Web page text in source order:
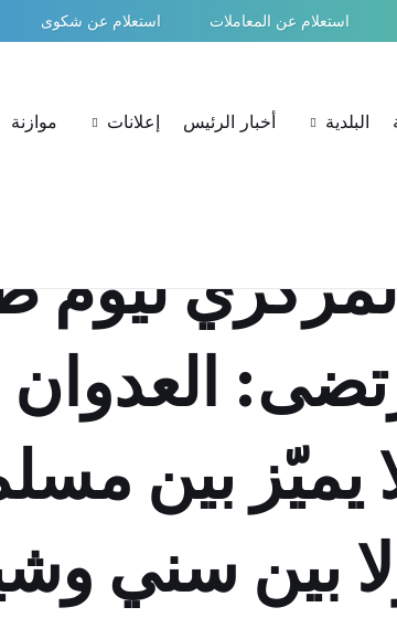
استعلام عن المعاملات استعلام عن شكوى
البلدية أخبار الرئيس إعلانات موازنة
ليوم
العدوان
يميّز بين
بين سني